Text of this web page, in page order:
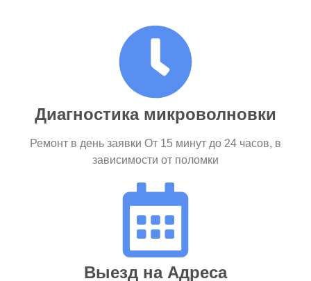
Диагностика микроволновки
Ремонт в день заявки От 15 минут до 24 часов, в
зависимости от поломки
Выезд на Адреса